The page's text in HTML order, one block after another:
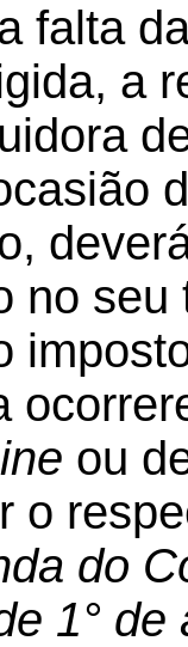
falta
a
no
ou
o
do
1° de